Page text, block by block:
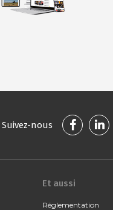
Suivez-nous
Et aussi
Réglementation